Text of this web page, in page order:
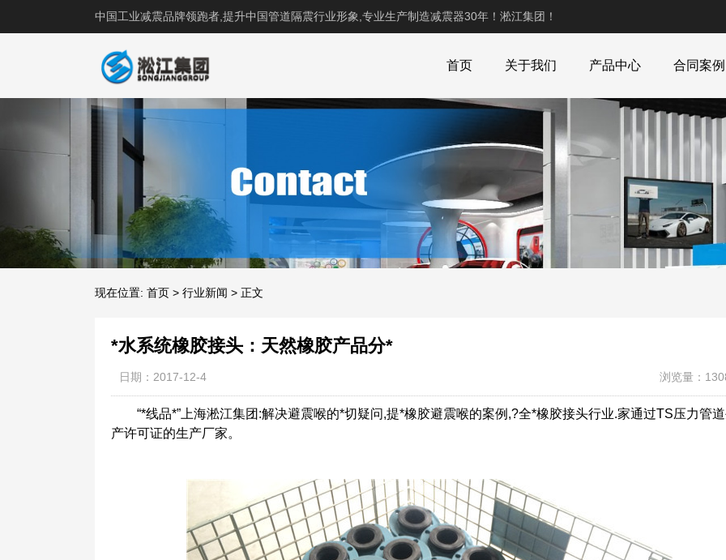
中国工业减震品牌领跑者,提升中国管道隔震行业形象,专业生产制造减震器30年！淞江集团！
首页 关于我们 产品中心 合同案例
现在位置: 首页 > 行业新闻 > 正文
*水系统橡胶接头：天然橡胶产品分*
日期：2017-12-4 浏览量：
“*线品*”上海淞江集团:解决避震喉的*切疑问,提*橡胶避震喉的案例,?全*橡胶接头行业.家通过TS压力管
产许可证的生产厂家。